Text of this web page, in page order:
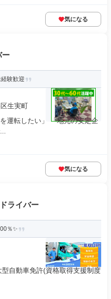
気になる
ー
験歓迎
生実町
運転したい」 「地元の安定企
気になる
ライバー
％✨
自動車免許(資格取得支援制度